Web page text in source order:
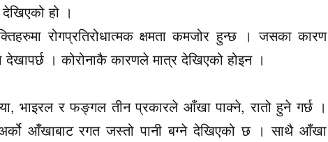
हो ।
रोगप्रतिरोधात्मक क्षमता कमजोर हुन्छ । जसका कारण
देखापर्छ । कोरोनाकै कारणले मात्र देखिएको होइन ।
भाइरल र फङ्गल तीन प्रकारले आँखा पाक्ने, रातो हुने गर्छ ।
आँखाबाट रगत जस्तो पानी बग्ने देखिएको छ । साथै आँखा